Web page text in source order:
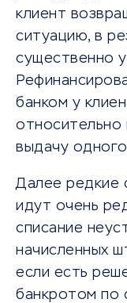
клиент
ситуацию, в
существенно
банком у
относительно
выдачу
Далее редкие
идут очень
списание
начисленных
если есть
банкротом по